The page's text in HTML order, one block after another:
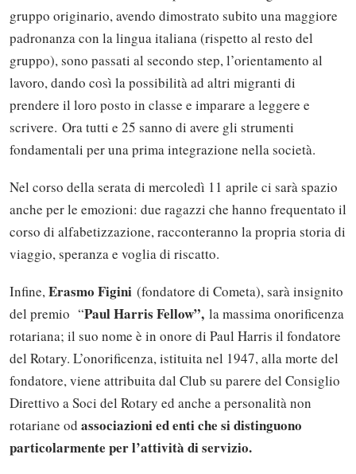
gruppo originario, avendo dimostrato subito una maggiore
padronanza con la lingua italiana (rispetto al resto del
gruppo), sono passati al secondo step, l’orientamento al
lavoro, dando così la possibilità ad altri migranti di
prendere il loro posto in classe e imparare a leggere e
scrivere. Ora tutti e 25 sanno di avere gli strumenti
fondamentali per una prima integrazione nella società.
Nel corso della serata di mercoledì 11 aprile ci sarà spazio
anche per le emozioni: due ragazzi che hanno frequentato il
corso di alfabetizzazione, racconteranno la propria storia di
viaggio, speranza e voglia di riscatto.
Infine,Erasmo Figini (fondatore di Cometa), sarà insignito
del premio “Paul Harris Fellow”, la massima onorificenza
rotariana; il suo nome è in onore di Paul Harris il fondatore
del Rotary. L’onorificenza, istituita nel 1947, alla morte del
fondatore, viene attribuita dal Club su parere del Consiglio
Direttivo a Soci del Rotary ed anche a personalità non
rotariane od associazioni ed enti che si distinguono
particolarmente per l’attività di servizio.